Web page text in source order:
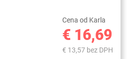
Cena od Karla
€ 16,69
€ 13,57 bez DPH